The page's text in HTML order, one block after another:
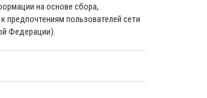
на основе сбора,
предпочтениям пользователей сети
Федерации).